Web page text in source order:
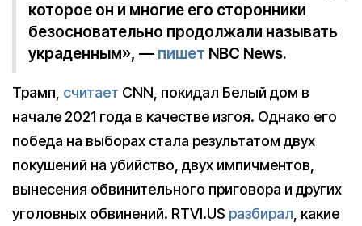
которое он и многие его сторонники
безосновательно продолжали называть
украденным», — пишет NBC News.
Трамп, считает CNN, покидал Белый дом в
начале 2021 года в качестве изгоя. Однако его
победа на выборах стала результатом двух
покушений на убийство, двух импичментов,
вынесения обвинительного приговора и других
уголовных обвинений. RTVI.US разбирал, какие